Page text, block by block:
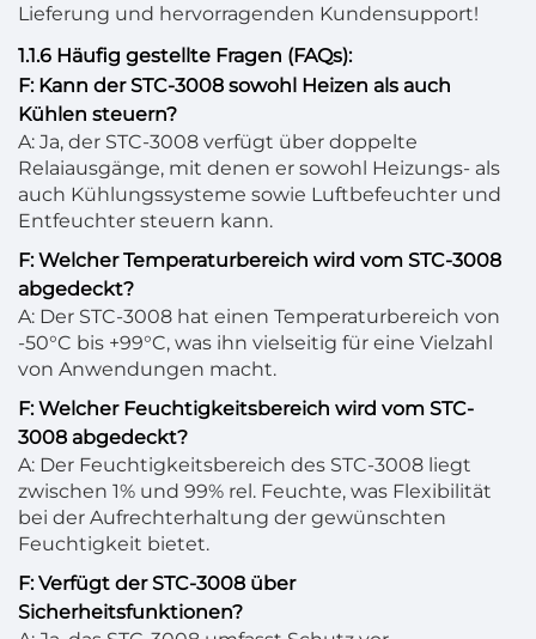
Lieferung und hervorragenden Kundensupport!
1.1.6 Häufig gestellte Fragen (FAQs):
F: Kann der STC-3008 sowohl Heizen als auch
Kühlen steuern?
A: Ja, der STC-3008 verfügt über doppelte
Relaiausgänge, mit denen er sowohl Heizungs- als
auch Kühlungssysteme sowie Luftbefeuchter und
Entfeuchter steuern kann.
F: Welcher Temperaturbereich wird vom STC-3008
abgedeckt?
A: Der STC-3008 hat einen Temperaturbereich von
-50°C bis +99°C, was ihn vielseitig für eine Vielzahl
von Anwendungen macht.
F: Welcher Feuchtigkeitsbereich wird vom STC-
3008 abgedeckt?
A: Der Feuchtigkeitsbereich des STC-3008 liegt
zwischen 1% und 99% rel. Feuchte, was Flexibilität
bei der Aufrechterhaltung der gewünschten
Feuchtigkeit bietet.
F: Verfügt der STC-3008 über
Sicherheitsfunktionen?